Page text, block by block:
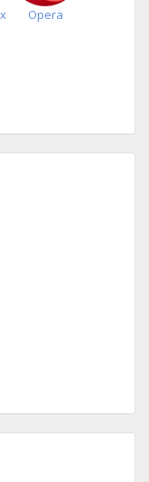
Opera